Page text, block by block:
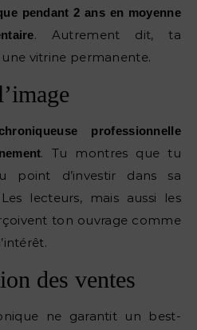
pendant 2 ans en moyenne
. Autrement dit, ta
vitrine permanente.
professionnelle
. Tu montres que tu
d’investir dans sa
lecteurs, mais aussi les
ton ouvrage comme
des ventes
ne garantit un best-